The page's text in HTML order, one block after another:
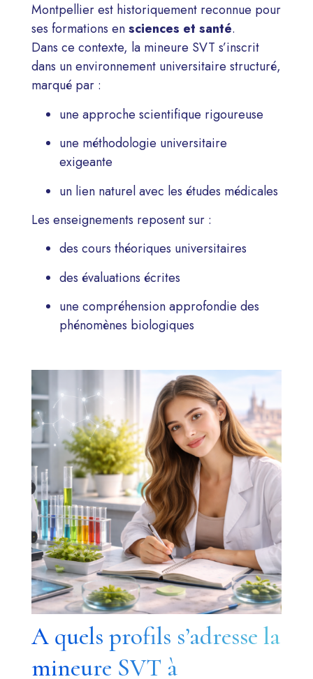
Montpellier est historiquement reconnue pour
ses formations ensciences et santé.
Dans ce contexte, la mineure SVT s’inscrit
dans un environnement universitaire structuré,
marqué par :
une approche scientifique rigoureuse
une méthodologie universitaire
exigeante
un lien naturel avec les études médicales
Les enseignements reposent sur :
des cours théoriques universitaires
des évaluations écrites
une compréhension approfondie des
phénomènes biologiques
A quels profils s’adresse la
mineure SVT à